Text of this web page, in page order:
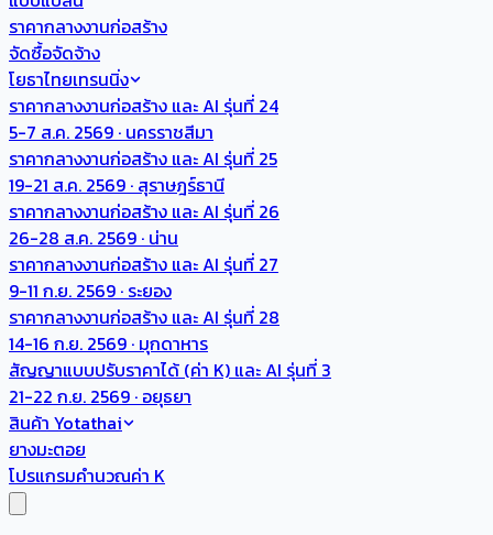
ราคากลางงานก่อสร้าง
จัดซื้อจัดจ้าง
โยธาไทยเทรนนิ่ง
ราคากลางงานก่อสร้าง และ AI รุ่นที่ 24
5-7 ส.ค. 2569 · นครราชสีมา
ราคากลางงานก่อสร้าง และ AI รุ่นที่ 25
19-21 ส.ค. 2569 · สุราษฎร์ธานี
ราคากลางงานก่อสร้าง และ AI รุ่นที่ 26
26-28 ส.ค. 2569 · น่าน
ราคากลางงานก่อสร้าง และ AI รุ่นที่ 27
9-11 ก.ย. 2569 · ระยอง
ราคากลางงานก่อสร้าง และ AI รุ่นที่ 28
14-16 ก.ย. 2569 · มุกดาหาร
สัญญาแบบปรับราคาได้ (ค่า K) และ AI รุ่นที่ 3
21-22 ก.ย. 2569 · อยุธยา
สินค้า Yotathai
ยางมะตอย
โปรแกรมคำนวณค่า K